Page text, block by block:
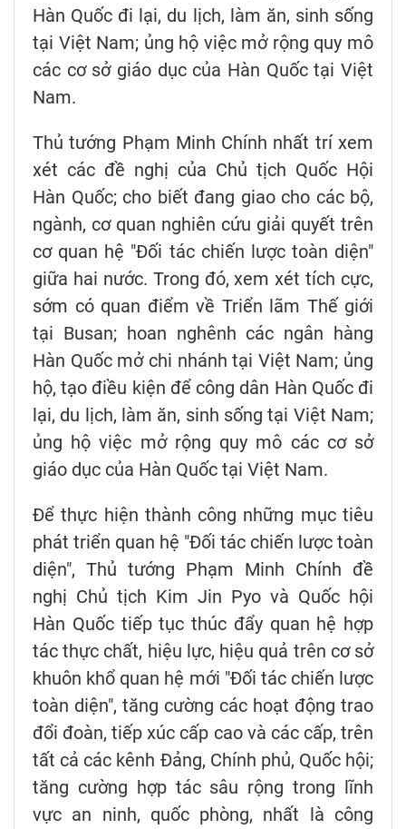
Hàn Quốc đi lại, du lịch, làm ăn, sinh sống
tại Việt Nam; ủng hộ việc mở rộng quy mô
các cơ sở giáo dục của Hàn Quốc tại Việt
Nam.
Thủ tướng Phạm Minh Chính nhất trí xem
xét các đề nghị của Chủ tịch Quốc Hội
Hàn Quốc; cho biết đang giao cho các bộ,
ngành, cơ quan nghiên cứu giải quyết trên
cơ quan hệ "Đối tác chiến lược toàn diện"
giữa hai nước. Trong đó, xem xét tích cực,
sớm có quan điểm về Triển lãm Thế giới
tại Busan; hoan nghênh các ngân hàng
Hàn Quốc mở chi nhánh tại Việt Nam; ủng
hộ, tạo điều kiện để công dân Hàn Quốc đi
lại, du lịch, làm ăn, sinh sống tại Việt Nam;
ủng hộ việc mở rộng quy mô các cơ sở
giáo dục của Hàn Quốc tại Việt Nam.
Để thực hiện thành công những mục tiêu
phát triển quan hệ "Đối tác chiến lược toàn
diện", Thủ tướng Phạm Minh Chính đề
nghị Chủ tịch Kim Jin Pyo và Quốc hội
Hàn Quốc tiếp tục thúc đẩy quan hệ hợp
tác thực chất, hiệu lực, hiệu quả trên cơ sở
khuôn khổ quan hệ mới "Đối tác chiến lược
toàn diện", tăng cường các hoạt động trao
đổi đoàn, tiếp xúc cấp cao và các cấp, trên
tất cả các kênh Đảng, Chính phủ, Quốc hội;
tăng cường hợp tác sâu rộng trong lĩnh
vực an ninh, quốc phòng, nhất là công